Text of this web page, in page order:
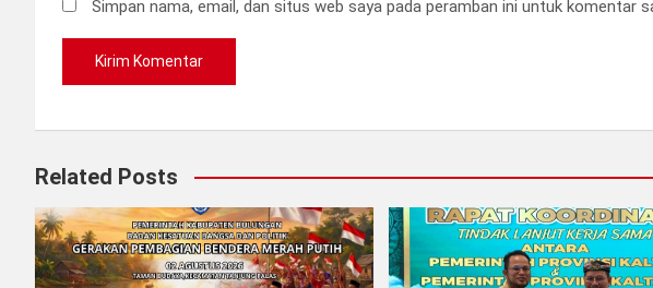
Simpan nama, email, dan situs web saya pada peramban ini untuk komentar
Related Posts